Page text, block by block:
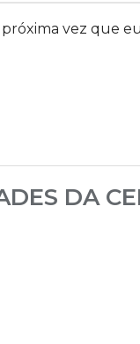
vez que
DA